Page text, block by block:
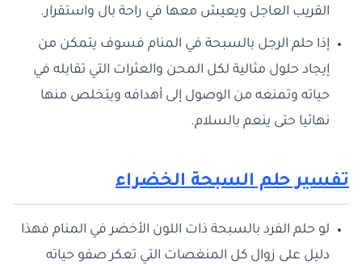
القريب العاجل ويعيش معها في راحة بال واستقرار.
إذا حلم الرجل بالسبحة في المنام فسوف يتمكن من
إيجاد حلول مثالية لكل المحن والعثرات التي تقابله في
حياته وتمنعه من الوصول إلى أهدافه ويتخلص منها
نهائيا حتى ينعم بالسلام.
تفسير حلم السبحة الخضراء
لو حلم الفرد بالسبحة ذات اللون الأخضر في المنام فهذا
دليل على زوال كل المنغصات التي تعكر صفو حياته